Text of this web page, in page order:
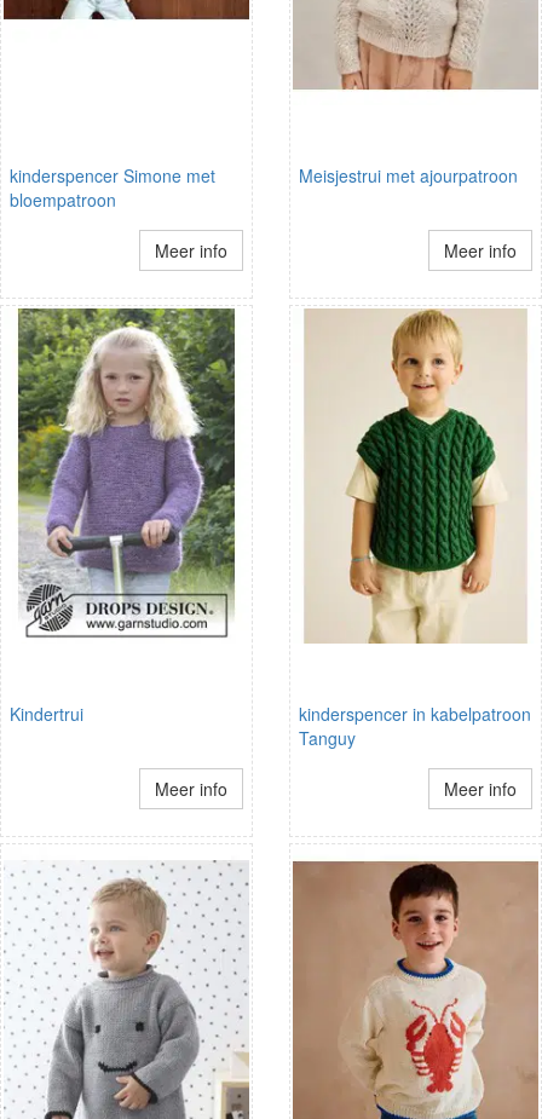
kinderspencer Simone met
bloempatroon
Meer info
Meisjestrui met ajourpatroon
Meer info
Kindertrui
Meer info
kinderspencer in kabelpatroon
Tanguy
Meer info